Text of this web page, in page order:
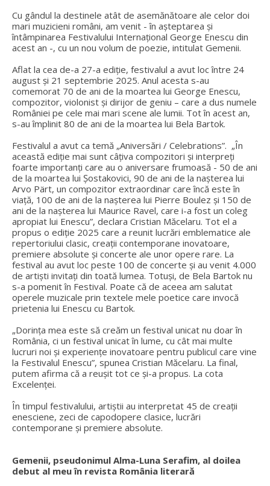
Cu gândul la destinele atât de asemănătoare ale celor doi
mari muzicieni români, am venit - în așteptarea și
întâmpinarea Festivalului Internațional George Enescu din
acest an -, cu un nou volum de poezie, intitulat Gemenii.
Aflat la cea de-a 27-a ediție, festivalul a avut loc între 24
august și 21 septembrie 2025. Anul acesta s-au
comemorat 70 de ani de la moartea lui George Enescu,
compozitor, violonist și dirijor de geniu – care a dus numele
României pe cele mai mari scene ale lumii. Tot în acest an,
s-au împlinit 80 de ani de la moartea lui Bela Bartok.
Festivalul a avut ca temă „Aniversări / Celebrations”. „În
această ediție mai sunt câțiva compozitori și interpreți
foarte importanți care au o aniversare frumoasă - 50 de ani
de la moartea lui Șostakovici, 90 de ani de la nașterea lui
Arvo Pärt, un compozitor extraordinar care încă este în
viață, 100 de ani de la nașterea lui Pierre Boulez și 150 de
ani de la nașterea lui Maurice Ravel, care i-a fost un coleg
apropiat lui Enescu”, declara Cristian Măcelaru. Tot el a
propus o ediție 2025 care a reunit lucrări emblematice ale
repertoriului clasic, creații contemporane inovatoare,
premiere absolute și concerte ale unor opere rare. La
festival au avut loc peste 100 de concerte și au venit 4.000
de artiști invitați din toată lumea. Totuși, de Bela Bartok nu
s-a pomenit în Festival. Poate că de aceea am salutat
operele muzicale prin textele mele poetice care invocă
prietenia lui Enescu cu Bartok.
„Dorința mea este să creăm un festival unicat nu doar în
România, ci un festival unicat în lume, cu cât mai multe
lucruri noi și experiențe inovatoare pentru publicul care vine
la Festivalul Enescu”, spunea Cristian Măcelaru. La final,
putem afirma că a reușit tot ce și-a propus. La cota
Excelenței.
În timpul festivalului, artiștii au interpretat 45 de creații
enesciene, zeci de capodopere clasice, lucrări
contemporane și premiere absolute.
Gemenii, pseudonimul Alma-Luna Serafim, al doilea
debut al meu în revista România literară